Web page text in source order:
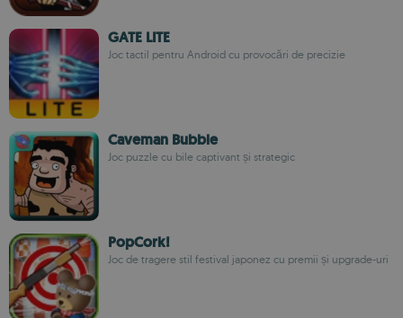
GATE LITE
Joc tactil pentru Android cu provocări de precizie
Caveman Bubble
Joc puzzle cu bile captivant și strategic
PopCork!
Joc de tragere stil festival japonez cu premii și upgrade-uri